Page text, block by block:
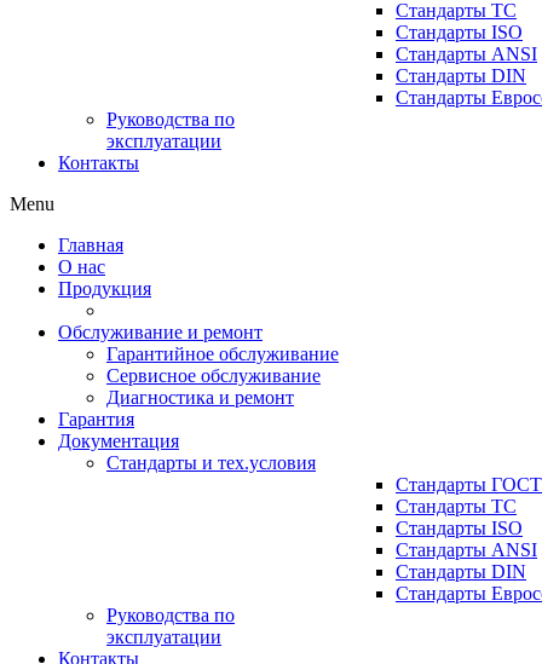
Стандарты ТС
Стандарты ISO
Стандарты ANSI
Стандарты DIN
Стандарты
Руководства по
эксплуатации
Контакты
Menu
Главная
О нас
Продукция
Обслуживание и ремонт
Гарантийное обслуживание
Сервисное обслуживание
Диагностика и ремонт
Гарантия
Документация
Стандарты и тех.условия
Стандарты ГОСТ
Стандарты ТС
Стандарты ISO
Стандарты ANSI
Стандарты DIN
Стандарты
Руководства по
эксплуатации
Контакты